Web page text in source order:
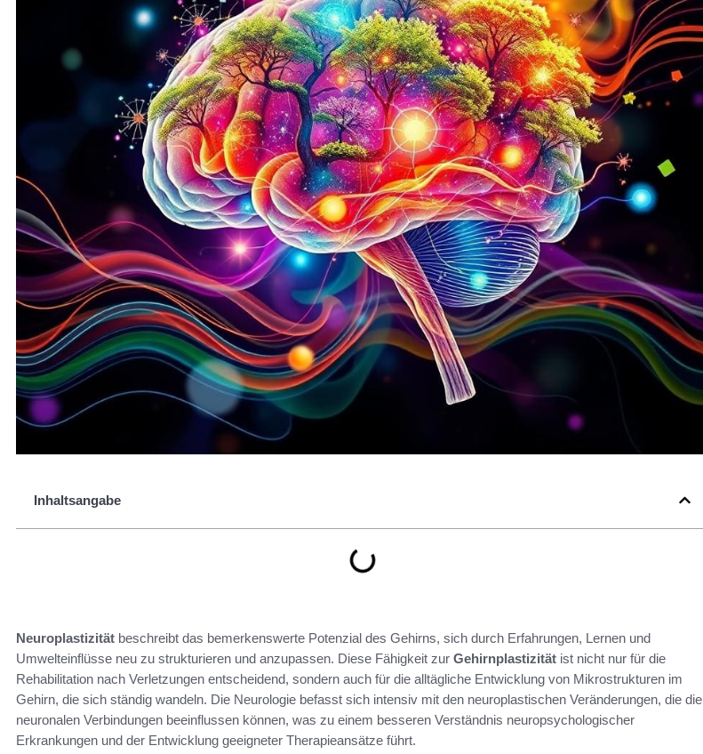
Inhaltsangabe
Neuroplastizität beschreibt das bemerkenswerte Potenzial des Gehirns, sich durch Erfahrungen, Lernen und
Umwelteinflüsse neu zu strukturieren und anzupassen. Diese Fähigkeit zur Gehirnplastizität ist nicht nur für die
Rehabilitation nach Verletzungen entscheidend, sondern auch für die alltägliche Entwicklung von Mikrostrukturen im
Gehirn, die sich ständig wandeln. Die Neurologie befasst sich intensiv mit den neuroplastischen Veränderungen, die die
neuronalen Verbindungen beeinflussen können, was zu einem besseren Verständnis neuropsychologischer
Erkrankungen und der Entwicklung geeigneter Therapieansätze führt.